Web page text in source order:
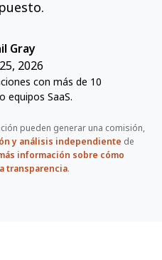
Gray
2026
con más de 10
equipos SaaS.
pueden generar una comisión,
y análisis independiente de
información sobre cómo
transparencia.